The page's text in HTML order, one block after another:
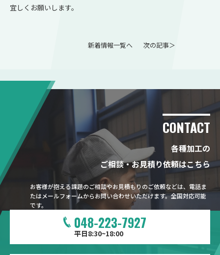
宜しくお願いします。
新着情報一覧へ 次の記事＞
CONTACT
各種加工の
ご相談・お見積り依頼はこちら
お客様が抱える課題のご相談やお見積もりのご依頼などは、電話ま
たはメールフォームからお問い合わせいただけます。全国対応可能
です。
048-223-7927
平日8:30~18:00